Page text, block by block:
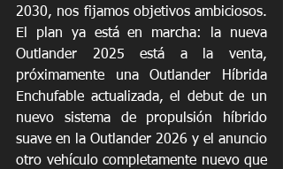
2030, nos fijamos objetivos ambiciosos.
El plan ya está en marcha: la nueva
Outlander 2025 está a la venta,
próximamente una Outlander Híbrida
Enchufable actualizada, el debut de un
nuevo sistema de propulsión híbrido
suave en la Outlander 2026 y el anuncio
otro vehículo completamente nuevo que